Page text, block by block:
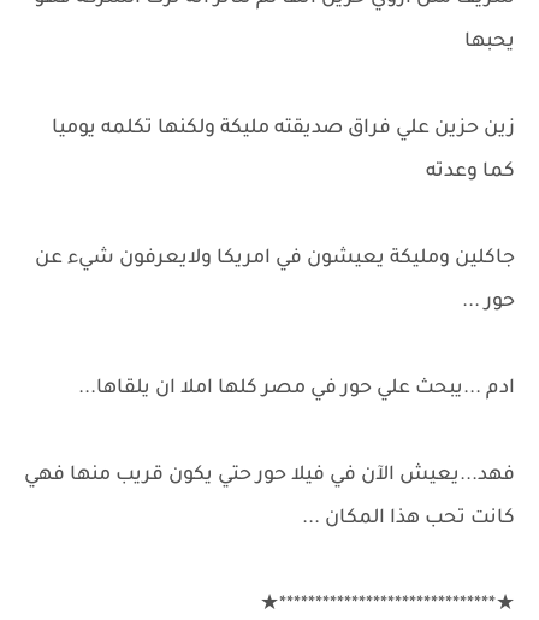
يحبها
زين حزين علي فراق صديقته مليكة ولكنها تكلمه يوميا
كما وعدته
جاكلين ومليكة يعيشون في امريكا ولايعرفون شيء عن
حور ...
ادم ...يبحث علي حور في مصر كلها املا ان يلقاها...
فهد...يعيش الآن في فيلا حور حتي يكون قريب منها فهي
كانت تحب هذا المكان ...
★******************************★